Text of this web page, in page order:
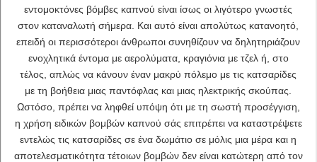
εντομοκτόνες βόμβες καπνού είναι ίσως οι λιγότερο γνωστές
στον καταναλωτή σήμερα. Και αυτό είναι απολύτως κατανοητό,
επειδή οι περισσότεροι άνθρωποι συνηθίζουν να δηλητηριάζουν
ενοχλητικά έντομα με αερολύματα, κραγιόνια με τζελ ή, στο
τέλος, απλώς να κάνουν έναν μακρύ πόλεμο με τις κατσαρίδες
με τη βοήθεια μιας παντόφλας και μιας ηλεκτρικής σκούπας.
Ωστόσο, πρέπει να ληφθεί υπόψη ότι με τη σωστή προσέγγιση,
η χρήση ειδικών βομβών καπνού σάς επιτρέπει να καταστρέψετε
εντελώς τις κατσαρίδες σε ένα δωμάτιο σε μόλις μια μέρα και η
αποτελεσματικότητα τέτοιων βομβών δεν είναι κατώτερη από τον